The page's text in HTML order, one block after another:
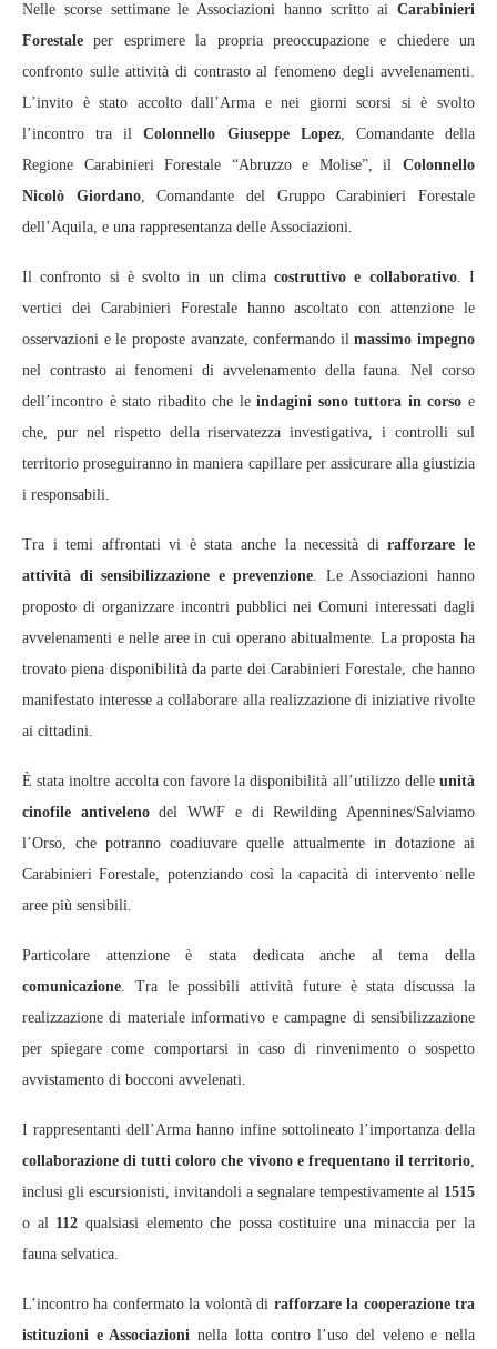
Nelle scorse settimane le Associazioni hanno scritto ai Carabinieri
Forestale per esprimere la propria preoccupazione e chiedere un
confronto sulle attività di contrasto al fenomeno degli avvelenamenti.
L’invito è stato accolto dall’Arma e nei giorni scorsi si è svolto
l’incontro tra ilColonnello Giuseppe Lopez, Comandante della
Regione Carabinieri Forestale “Abruzzo e Molise”, il Colonnello
Nicolò Giordano, Comandante del Gruppo Carabinieri Forestale
dell’Aquila, e una rappresentanza delle Associazioni.
Il confronto si è svolto in un climacostruttivo e collaborativo. I
vertici dei Carabinieri Forestale hanno ascoltato con attenzione le
osservazioni e le proposte avanzate, confermando ilmassimo impegno
nel contrasto ai fenomeni di avvelenamento della fauna. Nel corso
dell’incontro è stato ribadito che leindagini sono tuttora in corso e
che, pur nel rispetto della riservatezza investigativa, i controlli sul
territorio proseguiranno in maniera capillare per assicurare alla giustizia
i responsabili.
Tra i temi affrontati vi è stata anche la necessità dirafforzare le
attività di sensibilizzazione e prevenzione. Le Associazioni hanno
proposto di organizzare incontri pubblici nei Comuni interessati dagli
avvelenamenti e nelle aree in cui operano abitualmente. La proposta ha
trovato piena disponibilità da parte dei Carabinieri Forestale, che hanno
manifestato interesse a collaborare alla realizzazione di iniziative rivolte
ai cittadini.
È stata inoltre accolta con favore la disponibilità all’utilizzo delle unità
cinofile antivelenodel WWF e di Rewilding Apennines/Salviamo
l’Orso, che potranno coadiuvare quelle attualmente in dotazione ai
Carabinieri Forestale, potenziando così la capacità di intervento nelle
aree più sensibili.
Particolare attenzione è stata dedicata anche al tema della
comunicazione. Tra le possibili attività future è stata discussa la
realizzazione di materiale informativo e campagne di sensibilizzazione
per spiegare come comportarsi in caso di rinvenimento o sospetto
avvistamento di bocconi avvelenati.
I rappresentanti dell’Arma hanno infine sottolineato l’importanza della
collaborazione di tutti coloro che vivono e frequentano il territorio,
inclusi gli escursionisti, invitandoli a segnalare tempestivamente al 1515
o al 112 qualsiasi elemento che possa costituire una minaccia per la
fauna selvatica.
L’incontro ha confermato la volontà di rafforzare la cooperazione tra
istituzioni e Associazioni nella lotta contro l’uso del veleno e nella